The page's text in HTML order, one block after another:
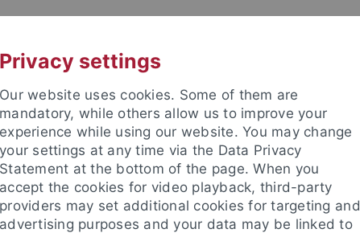
Religionspädagogik
Privacy settings
Our website uses cookies. Some of them are
mandatory, while others allow us to improve your
experience while using our website. You may change
your settings at any time via the Data Privacy
Statement at the bottom of the page. When you
accept the cookies for video playback, third-party
providers may set additional cookies for targeting and
advertising purposes and your data may be linked to